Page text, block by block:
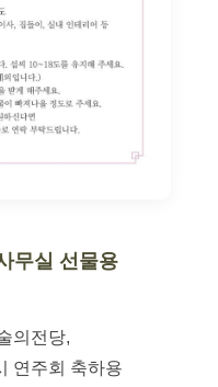
무실 선물용
의전당,
연주회 축하용